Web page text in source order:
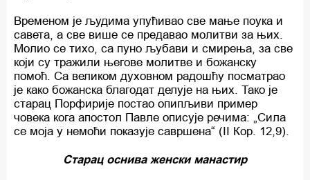
Временом је људима упућивао све мање поука и
савета, а све више се предавао молитви за њих.
Молио се тихо, са пуно љубави и смирења, за све
који су тражили његове молитве и божанску
помоћ. Са великом духовном радошћу посматрао
је како божанска благодат делује на њих. Тако је
старац Порфирије постао опипљиви пример
човека кога апостол Павле описује речима: „Сила
се моја у немоћи показује савршена“ (II Кор. 12,9).
Старац оснива женски манастир